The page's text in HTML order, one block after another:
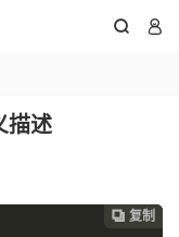
 
描述
 复制
 复制
 复制